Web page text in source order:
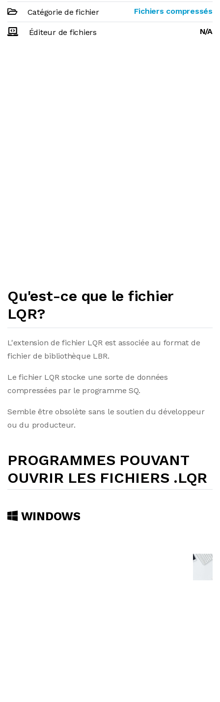
Catégorie de fichier Fichiers compressés
Éditeur de fichiers N/A
Qu'est-ce que le fichier
LQR?
L'extension de fichier LQR est associée au format de
fichier de bibliothèque LBR.
Le fichier LQR stocke une sorte de données
compressées par le programme SQ.
Semble être obsolète sans le soutien du développeur
ou du producteur.
PROGRAMMES POUVANT
OUVRIR LES FICHIERS .LQR
WINDOWS